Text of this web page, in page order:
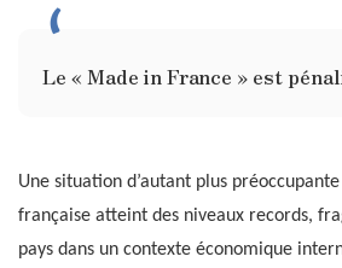
Le « Made in France » est
Une situation d’autant plus
française atteint des niveaux records,
pays dans un contexte économique